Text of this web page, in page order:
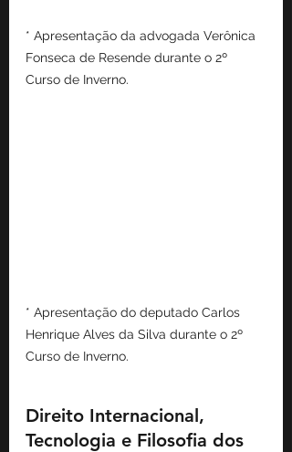
* Apresentação da advogada Verônica
Fonseca de Resende durante o 2º
Curso de Inverno.
* Apresentação do deputado Carlos
Henrique Alves da Silva durante o 2º
Curso de Inverno.
Direito Internacional,
Tecnologia e Filosofia dos